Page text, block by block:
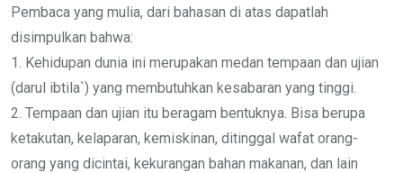
Pembaca yang mulia, dari bahasan di atas dapatlah
disimpulkan bahwa:
1. Kehidupan dunia ini merupakan medan tempaan dan ujian
(darul ibtila`) yang membutuhkan kesabaran yang tinggi.
2. Tempaan dan ujian itu beragam bentuknya. Bisa berupa
ketakutan, kelaparan, kemiskinan, ditinggal wafat orang-
orang yang dicintai, kekurangan bahan makanan, dan lain